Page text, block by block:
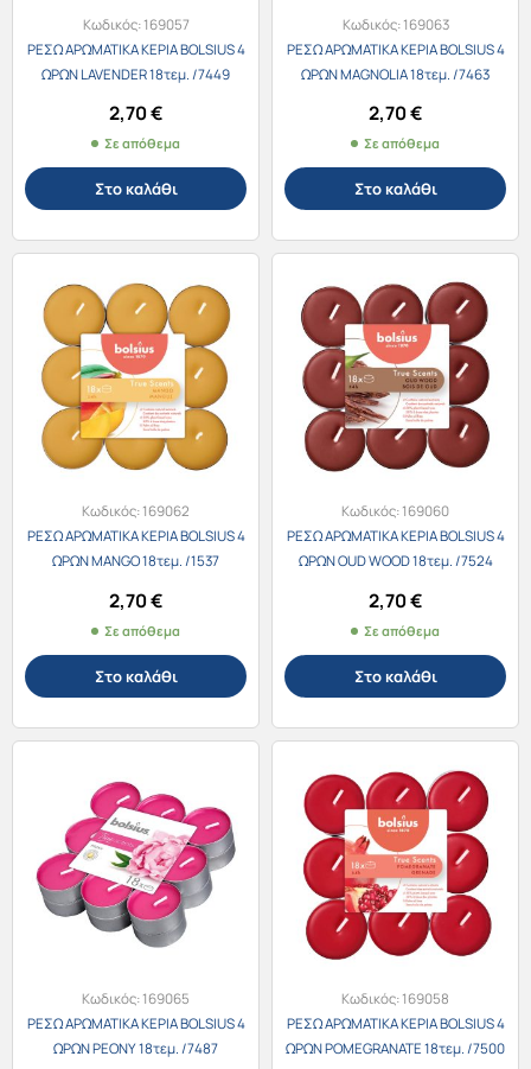
Κωδικός:169057
ΡΕΣΩ ΑΡΩΜΑΤΙΚΑ ΚΕΡΙΑ BOLSIUS 4
ΩΡΩΝ LAVENDER 18τεμ. /7449
2,70€
Σε απόθεμα
Στο καλάθι
Κωδικός:169063
ΡΕΣΩ ΑΡΩΜΑΤΙΚΑ ΚΕΡΙΑ BOLSIUS 4
ΩΡΩΝ MAGNOLIA 18τεμ. /7463
2,70€
Σε απόθεμα
Στο καλάθι
Κωδικός:169062
ΡΕΣΩ ΑΡΩΜΑΤΙΚΑ ΚΕΡΙΑ BOLSIUS 4
ΩΡΩΝ MANGO 18τεμ. /1537
2,70€
Σε απόθεμα
Στο καλάθι
Κωδικός:169060
ΡΕΣΩ ΑΡΩΜΑΤΙΚΑ ΚΕΡΙΑ BOLSIUS 4
ΩΡΩΝ OUD WOOD 18τεμ. /7524
2,70€
Σε απόθεμα
Στο καλάθι
Κωδικός:169065
ΡΕΣΩ ΑΡΩΜΑΤΙΚΑ ΚΕΡΙΑ BOLSIUS 4
ΩΡΩΝ PEONY 18τεμ. /7487
Κωδικός:169058
ΡΕΣΩ ΑΡΩΜΑΤΙΚΑ ΚΕΡΙΑ BOLSIUS 4
ΩΡΩΝ POMEGRANATE 18τεμ. /7500